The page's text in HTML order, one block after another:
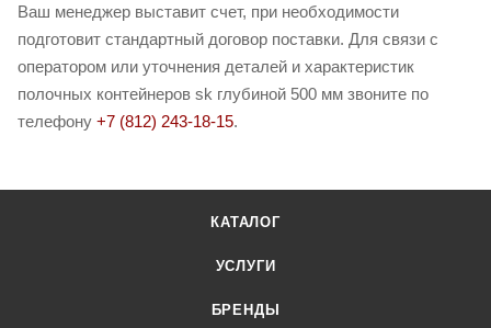
Ваш менеджер выставит счет, при необходимости
подготовит стандартный договор поставки. Для связи с
оператором или уточнения деталей и характеристик
полочных контейнеров sk глубиной 500 мм звоните по
телефону +7 (812) 243-18-15.
КАТАЛОГ
УСЛУГИ
БРЕНДЫ